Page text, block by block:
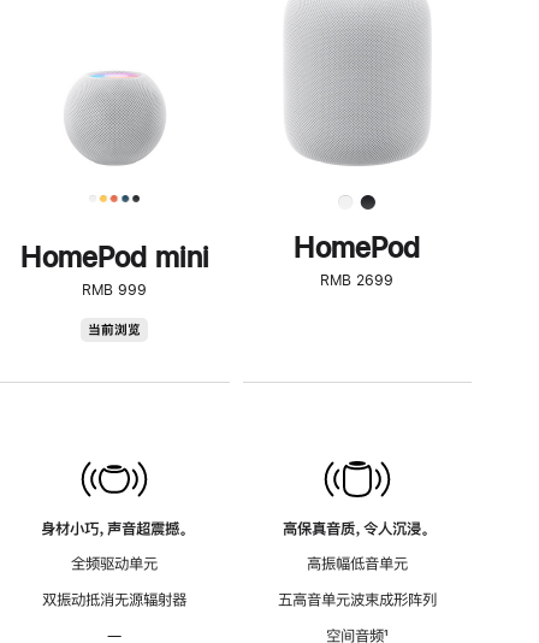
HomePod mini
RMB 999
当前浏览
身材小巧，声音超震撼。
全频驱动单元
双振动抵消无源辐射器
—
了
解
HomePod<
HomePod
RMB 2699
高保真音质，令人沉浸。
高振幅低音单元
五高音单元波束成形阵列
空间音频脚
¹